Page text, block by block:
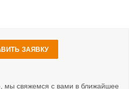
ЗАЯВКУ
мы свяжемся с вами в ближайшее